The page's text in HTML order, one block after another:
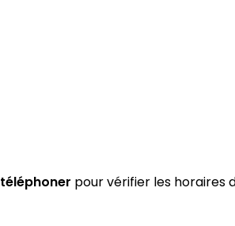
téléphoner pour vérifier les horaires